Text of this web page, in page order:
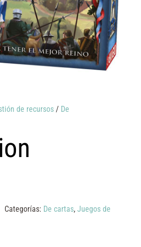
de recursos / De
Categorías: De cartas, Juegos de